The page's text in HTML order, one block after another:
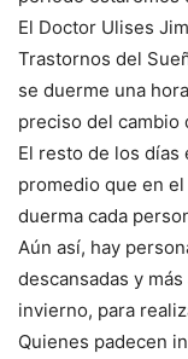
El Doctor Ulises
Trastornos del
se duerme una
preciso del cambio
El resto de los
promedio que en
duerma cada
Aún así, hay
descansadas y
invierno, para
Quienes padecen